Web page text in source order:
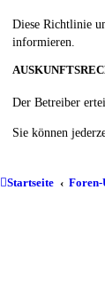
Diese Richtlinie
informieren.
Der Betreiber
Sie können
Startseite Foren-